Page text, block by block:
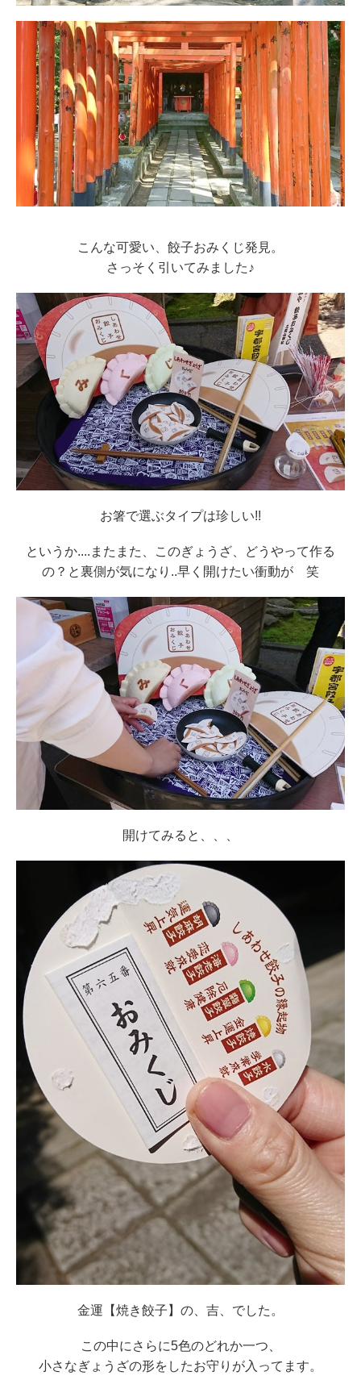
こんな可愛い、餃子おみくじ発見。
さっそく引いてみました♪
お箸で選ぶタイプは珍しい!!
というか.... またまた、このぎょうざ、どうやって作る
の？ と裏側が気になり..早く開けたい衝動が 笑
開けてみると、、、
金運【焼き餃子】の、吉、でした。
この中にさらに5色のどれか一つ、
小さなぎょうざの形をしたお守りが入ってます。